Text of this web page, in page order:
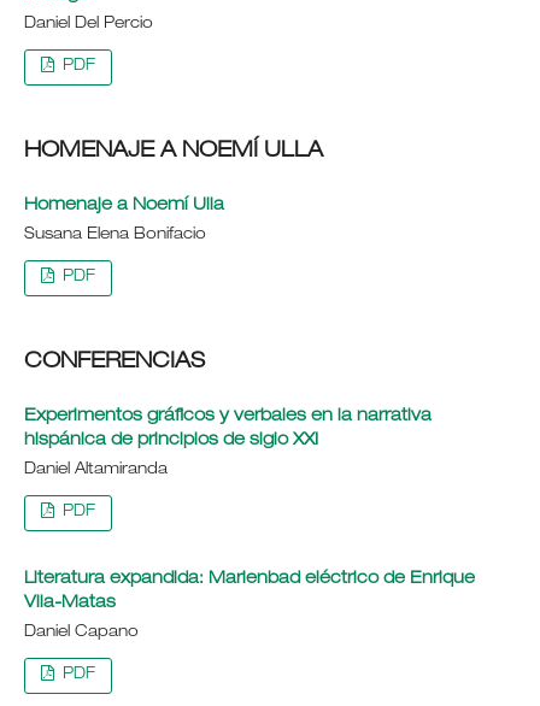
Daniel Del Percio
PDF
HOMENAJE A NOEMÍ ULLA
Homenaje a Noemí Ulla
Susana Elena Bonifacio
PDF
CONFERENCIAS
Experimentos gráficos y verbales en la narrativa
hispánica de principios de siglo XXI
Daniel Altamiranda
PDF
Literatura expandida: Marienbad eléctrico de Enrique
Vila-Matas
Daniel Capano
PDF